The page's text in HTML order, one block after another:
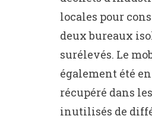
locales pour
deux bureaux
surélevés. Le
également été
récupéré dans
inutilisés de